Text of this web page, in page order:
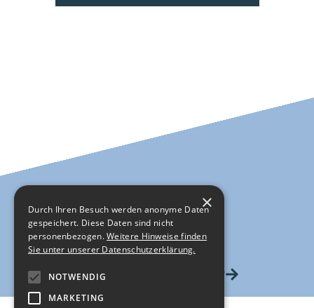
HIER GEHTS ZUM SHOP
×
Durch Ihren Besuch werden anonyme Daten
gespeichert. Diese Daten sind nicht
personenbezogen.Weitere Hinweise finden
Sie unter unserer Datenschutzerklärung.
NOTWENDIG
MARKETING